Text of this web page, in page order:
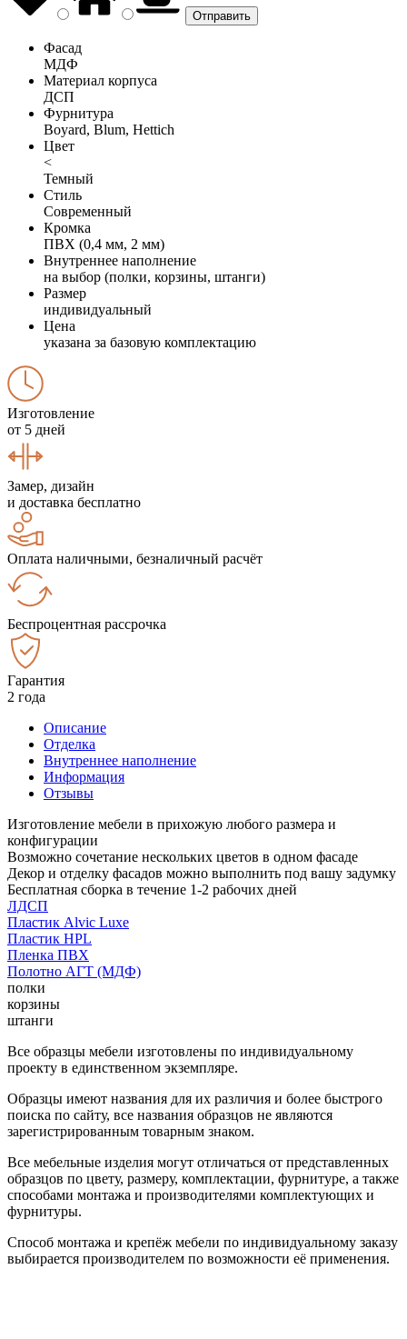
Фасад
МДФ
Материал корпуса
ДСП
Фурнитура
Boyard, Blum, Hettich
Цвет
<
Темный
Стиль
Современный
Кромка
ПВХ (0,4 мм, 2 мм)
Внутреннее наполнение
на выбор (полки, корзины, штанги)
Размер
индивидуальный
Цена
указана за базовую комплектацию
Изготовление
от 5 дней
Замер, дизайн
и доставка бесплатно
Оплата наличными, безналичный расчёт
Беспроцентная рассрочка
Гарантия
2 года
Описание
Отделка
Внутреннее наполнение
Информация
Отзывы
Изготовление мебели в прихожую любого размера и
конфигурации
Возможно сочетание нескольких цветов в одном фасаде
Декор и отделку фасадов можно выполнить под вашу задумку
Бесплатная сборка в течение 1-2 рабочих дней
ЛДСП
Пластик Alvic Luxe
Пластик HPL
Пленка ПВХ
Полотно АГТ (МДФ)
полки
корзины
штанги
Все образцы мебели изготовлены по индивидуальному
проекту в единственном экземпляре.
Образцы имеют названия для их различия и более быстрого
поиска по сайту, все названия образцов не являются
зарегистрированным товарным знаком.
Все мебельные изделия могут отличаться от представленных
образцов по цвету, размеру, комплектации, фурнитуре, а также
способами монтажа и производителями комплектующих и
фурнитуры.
Способ монтажа и крепёж мебели по индивидуальному заказу
выбирается производителем по возможности её применения.